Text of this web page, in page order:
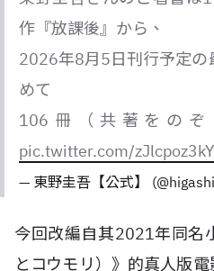
作『放課後』から、
2026年8月5日刊行予定の
めて
106冊（共著をの
pic.twitter.com/zJlcpoz3kY
— 東野圭吾【公式】
今回改編自其2021年同名
とコウモリ）》的真人版